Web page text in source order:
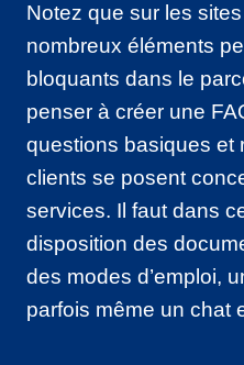
Notez que sur les
nombreux éléments
bloquants dans le
penser à créer une
questions basiques et
clients se posent
services. Il faut dans
disposition des
des modes d’emploi,
parfois même un chat